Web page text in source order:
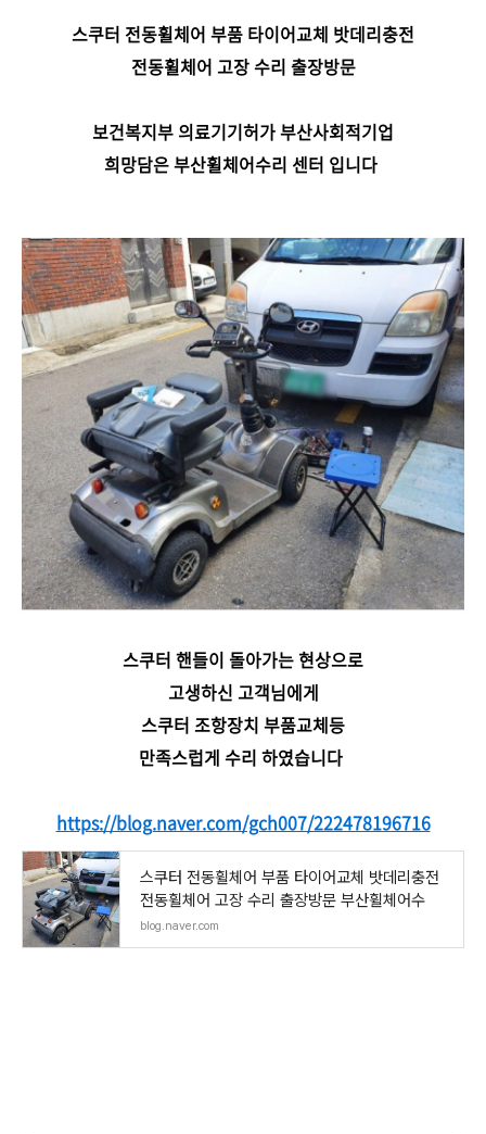
스쿠터 전동휠체어 부품 타이어교체 밧데리충전
전동휠체어 고장 수리 출장방문
보건복지부 의료기기허가 부산사회적기업
희망담은 부산휠체어수리 센터 입니다
스쿠터 핸들이 돌아가는 현상으로
고생하신 고객님에게
스쿠터 조항장치 부품교체등
만족스럽게 수리 하였습니다
https://blog.naver.com/gch007/222478196716
스쿠터 전동휠체어 부품 타이어교체 밧데리충전
전동휠체어 고장 수리 출장방문 부산휠체어수
blog.naver.com